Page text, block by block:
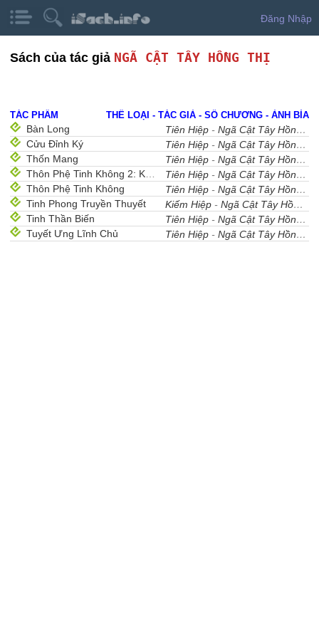
Đăng Nhập
Sách của tác giả NGÃ CẬT TÂY HỒNG THỊ
TÁC PHẨM THỂ LOẠI - TÁC GIẢ - SỐ CHƯƠNG - ẢNH BÌA
Bàn Long Tiên Hiệp -Ngã Cật Tây Hồng Thị
Cửu Đỉnh Ký
Tiên Hiệp -Ngã Cật Tây Hồng Thị
Thốn Mang
Tiên Hiệp -Ngã Cật Tây Hồng Thị
Thôn Phệ Tinh Không 2: Khởi Nguyên Đại Lục
Tiên Hiệp -Ngã Cật Tây Hồng Thị
Thôn Phệ Tinh Không
Tiên Hiệp -Ngã Cật Tây Hồng Thị
Tinh Phong Truyền Thuyết
Kiếm Hiệp -Ngã Cật Tây Hồng Thị
Tinh Thần Biến
Tiên Hiệp -Ngã Cật Tây Hồng Thị
Tuyết Ưng Lĩnh Chủ
Tiên Hiệp -Ngã Cật Tây Hồng Thị